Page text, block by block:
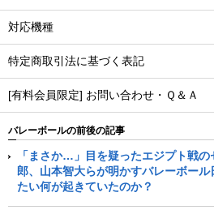
対応機種
特定商取引法に基づく表記
[有料会員限定] お問い合わせ・Ｑ＆Ａ
バレーボールの前後の記事
「まさか…」目を疑ったエジプト戦
郎、山本智大らが明かすバレーボー
たい何が起きていたのか？